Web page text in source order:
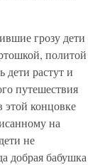
грозу дети
политой
дети растут и
путешествия
этой концовке
на
не
добрая бабушка